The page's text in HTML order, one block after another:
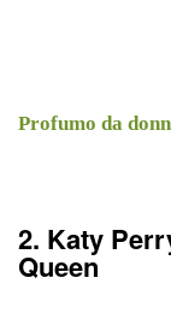
Profumo da
2. Katy
Queen